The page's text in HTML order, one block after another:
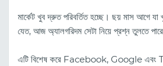
মার্কেট খুব দ্রুত পরিবর্তিত হচ্ছে। ছয় মাস আগে
যেত, আজ অ্যালগরিদম সেটা নিয়ে প্রশ্ন তুলতে
এটি বিশেষ করে Facebook, Google এবং